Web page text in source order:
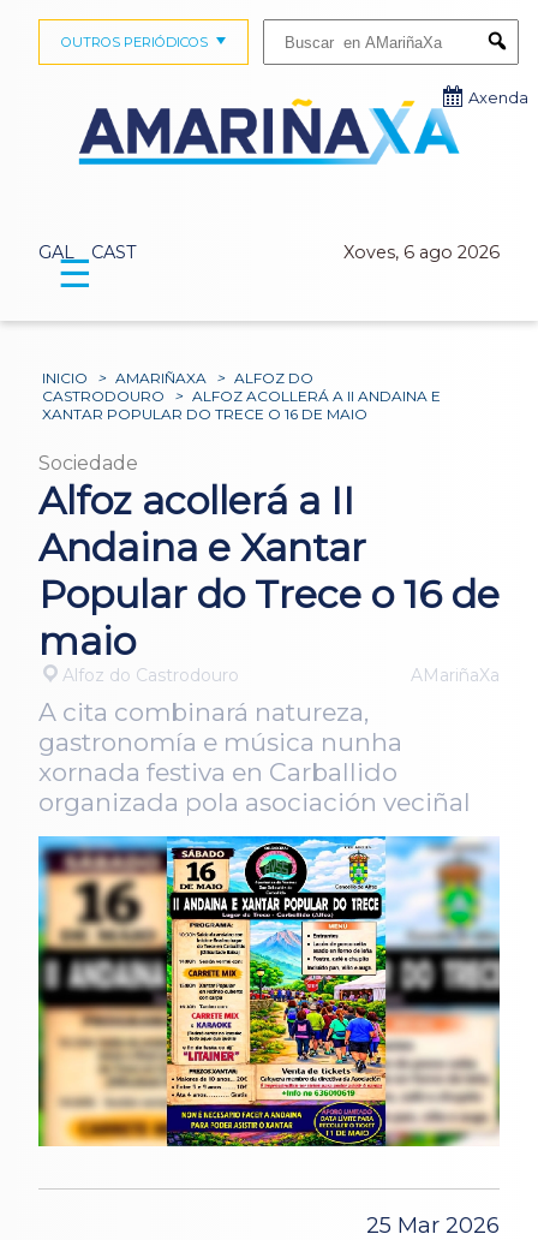
GAL CAST Xoves, 6 ago 2026
OUTROS PERIÓDICOS
Axenda
☰
INICIO > AMARIÑAXA > ALFOZ DO
CASTRODOURO
> ALFOZ ACOLLERÁ A II ANDAINA E
XANTAR POPULAR DO TRECE O 16 DE MAIO
Sociedade
Alfoz acollerá a II
Andaina e Xantar
Popular do Trece o 16 de
maio
Alfoz do Castrodouro AMariñaXa
A cita combinará natureza,
gastronomía e música nunha
xornada festiva en Carballido
organizada pola asociación veciñal
25 Mar 2026